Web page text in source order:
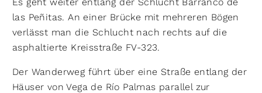
las Peñitas. An einer Brücke mit mehreren Bögen
verlässt man die Schlucht nach rechts auf die
asphaltierte Kreisstraße FV-323.
Der Wanderweg führt über eine Straße entlang der
Häuser von Vega de Río Palmas parallel zur